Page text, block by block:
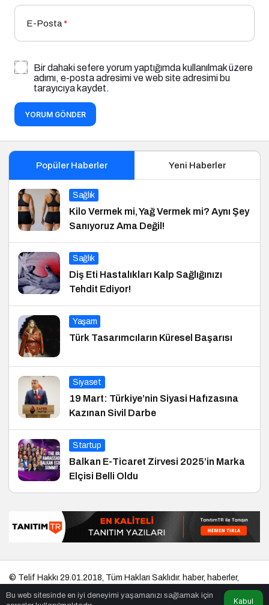
E-Posta*
Bir dahaki sefere yorum yaptığımda kullanılmak üzere
adımı, e-posta adresimi ve web site adresimi bu
tarayıcıya kaydet.
YORUM GÖNDER
Popüler Haberler Yeni Haberler
Sağlık
Kilo Vermek mi, Yağ Vermek mi? Aynı Şey
Sanıyoruz Ama Değil!
Sağlık
Diş Eti Hastalıkları Kalp Sağlığınızı
Tehdit Ediyor!
Yaşam
Türk Tasarımcıların Küresel Başarısı
Siyaset
19 Mart: Türkiye’nin Siyasi Hafızasına
Kazınan Sivil Darbe
Startup
Balkan E-Ticaret Zirvesi 2025’in Marka
Elçisi Belli Oldu
Bu web sitesinde en iyi deneyimi yaşamanızı sağlamak için
Kabul
© Telif Hakkı 29.01.2018, Tüm Hakları Saklıdır. haber, haberler,
eshaber,
kadın, habertr